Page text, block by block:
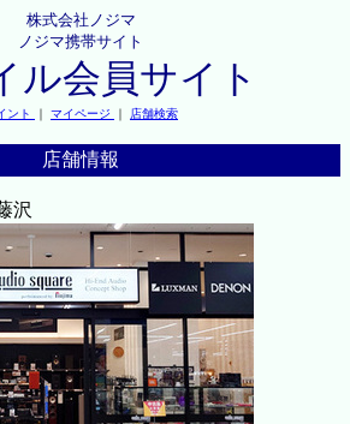
株式会社ノジマ
ノジマ携帯サイト
ル会員サイト
ント ｜ マイページ ｜ 店舗検索
店舗情報
沢